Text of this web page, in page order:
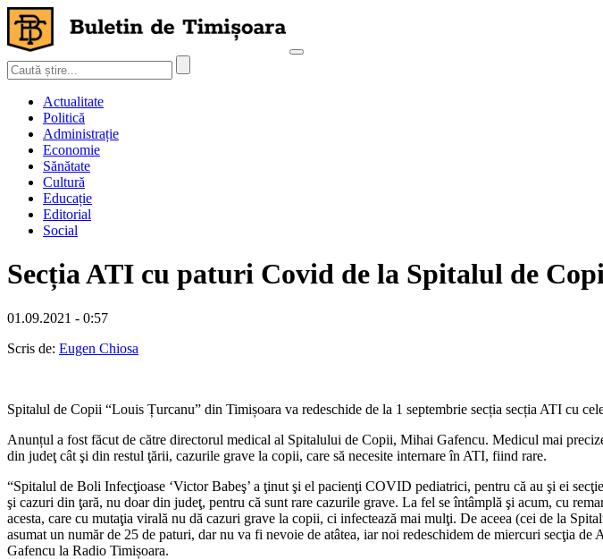
Actualitate
Politică
Administrație
Economie
Sănătate
Cultură
Educație
Editorial
Social
Secția ATI cu paturi Covid de la Spitalul de
01.09.2021 - 0:57
Scris de: Eugen Chiosa
Spitalul de Copii “Louis Țurcanu” din Timișoara va redeschide de la 1 septembrie secția secția ATI cu
Anunțul a fost făcut de către directorul medical al Spitalului de Copii, Mihai Gafencu. Medicul mai
din judeţ cât şi din restul ţării, cazurile grave la copii, care să necesite internare în ATI, fiind rare.
“Spitalul de Boli Infecţioase ‘Victor Babeş’ a ţinut şi el pacienţi COVID pediatrici, pentru că au şi ei
şi cazuri din ţară, nu doar din judeţ, pentru că sunt rare cazurile grave. La fel se întâmplă şi acum, cu
acesta, care cu mutaţia virală nu dă cazuri grave la copii, ci infectează mai mulţi. De aceea (cei de la
asumat un număr de 25 de paturi, dar nu va fi nevoie de atâtea, iar noi redeschidem de miercuri secţia
Gafencu la Radio Timișoara.